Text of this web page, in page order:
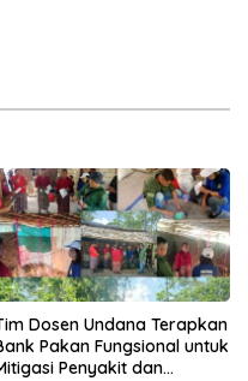
Dosen Undana Terapkan
Pakan Fungsional untuk
Penyakit dan